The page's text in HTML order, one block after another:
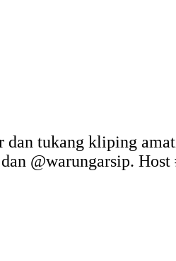
tukang kliping
@warungarsip.